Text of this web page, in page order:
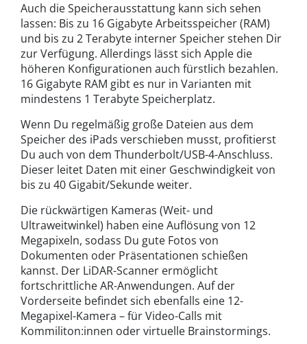
Auch die Speicherausstattung kann sich sehen
lassen: Bis zu 16 Gigabyte Arbeitsspeicher (RAM)
und bis zu 2 Terabyte interner Speicher stehen Dir
zur Verfügung. Allerdings lässt sich Apple die
höheren Konfigurationen auch fürstlich bezahlen.
16 Gigabyte RAM gibt es nur in Varianten mit
mindestens 1 Terabyte Speicherplatz.
Wenn Du regelmäßig große Dateien aus dem
Speicher des iPads verschieben musst, profitierst
Du auch von dem Thunderbolt/USB-4-Anschluss.
Dieser leitet Daten mit einer Geschwindigkeit von
bis zu 40 Gigabit/Sekunde weiter.
Die rückwärtigen Kameras (Weit- und
Ultraweitwinkel) haben eine Auflösung von 12
Megapixeln, sodass Du gute Fotos von
Dokumenten oder Präsentationen schießen
kannst. Der LiDAR-Scanner ermöglicht
fortschrittliche AR-Anwendungen. Auf der
Vorderseite befindet sich ebenfalls eine 12-
Megapixel-Kamera – für Video-Calls mit
Kommiliton:innen oder virtuelle Brainstormings.